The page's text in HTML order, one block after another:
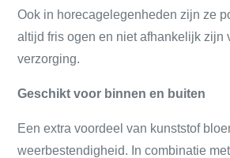
Ook in horecagelegenheden zijn ze
altijd fris ogen en niet afhankelijk zijn
verzorging.
Geschikt voor binnen en buiten
Een extra voordeel van kunststof
weerbestendigheid. In combinatie